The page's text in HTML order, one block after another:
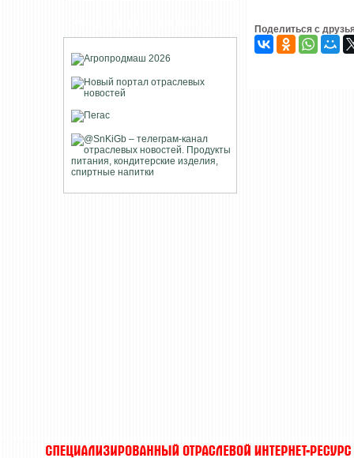
Поделиться с